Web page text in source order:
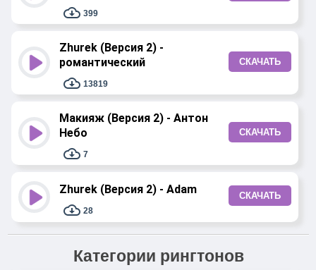
399
Zhurek (Версия 2) -
романтический
13819
СКАЧАТЬ
Макияж (Версия 2) - Антон
Небо
7
СКАЧАТЬ
Zhurek (Версия 2) - Adam
28
СКАЧАТЬ
Категории рингтонов